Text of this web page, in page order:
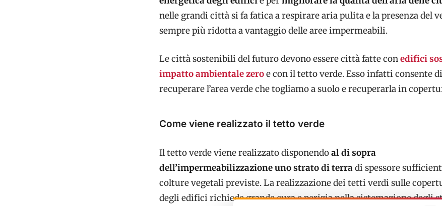
nelle grandi città si fa fatica a respirare aria pulita e la presenza del
sempre più ridotta a vantaggio delle aree impermeabili.
Le città sostenibili del futuro devono essere città fatte conedifici
impatto ambientale zeroe con il tetto verde. Esso infatti consente di
recuperare l’area verde che togliamo a suolo e recuperarla in
Come viene realizzato il tetto verde
Il tetto verde viene realizzato disponendoal di sopra
dell’impermeabilizzazione uno strato di terradi spessore
colture vegetali previste. La realizzazione dei tetti verdi sulle
degli edifici richiede grande cura e perizia nella sistemazione degli